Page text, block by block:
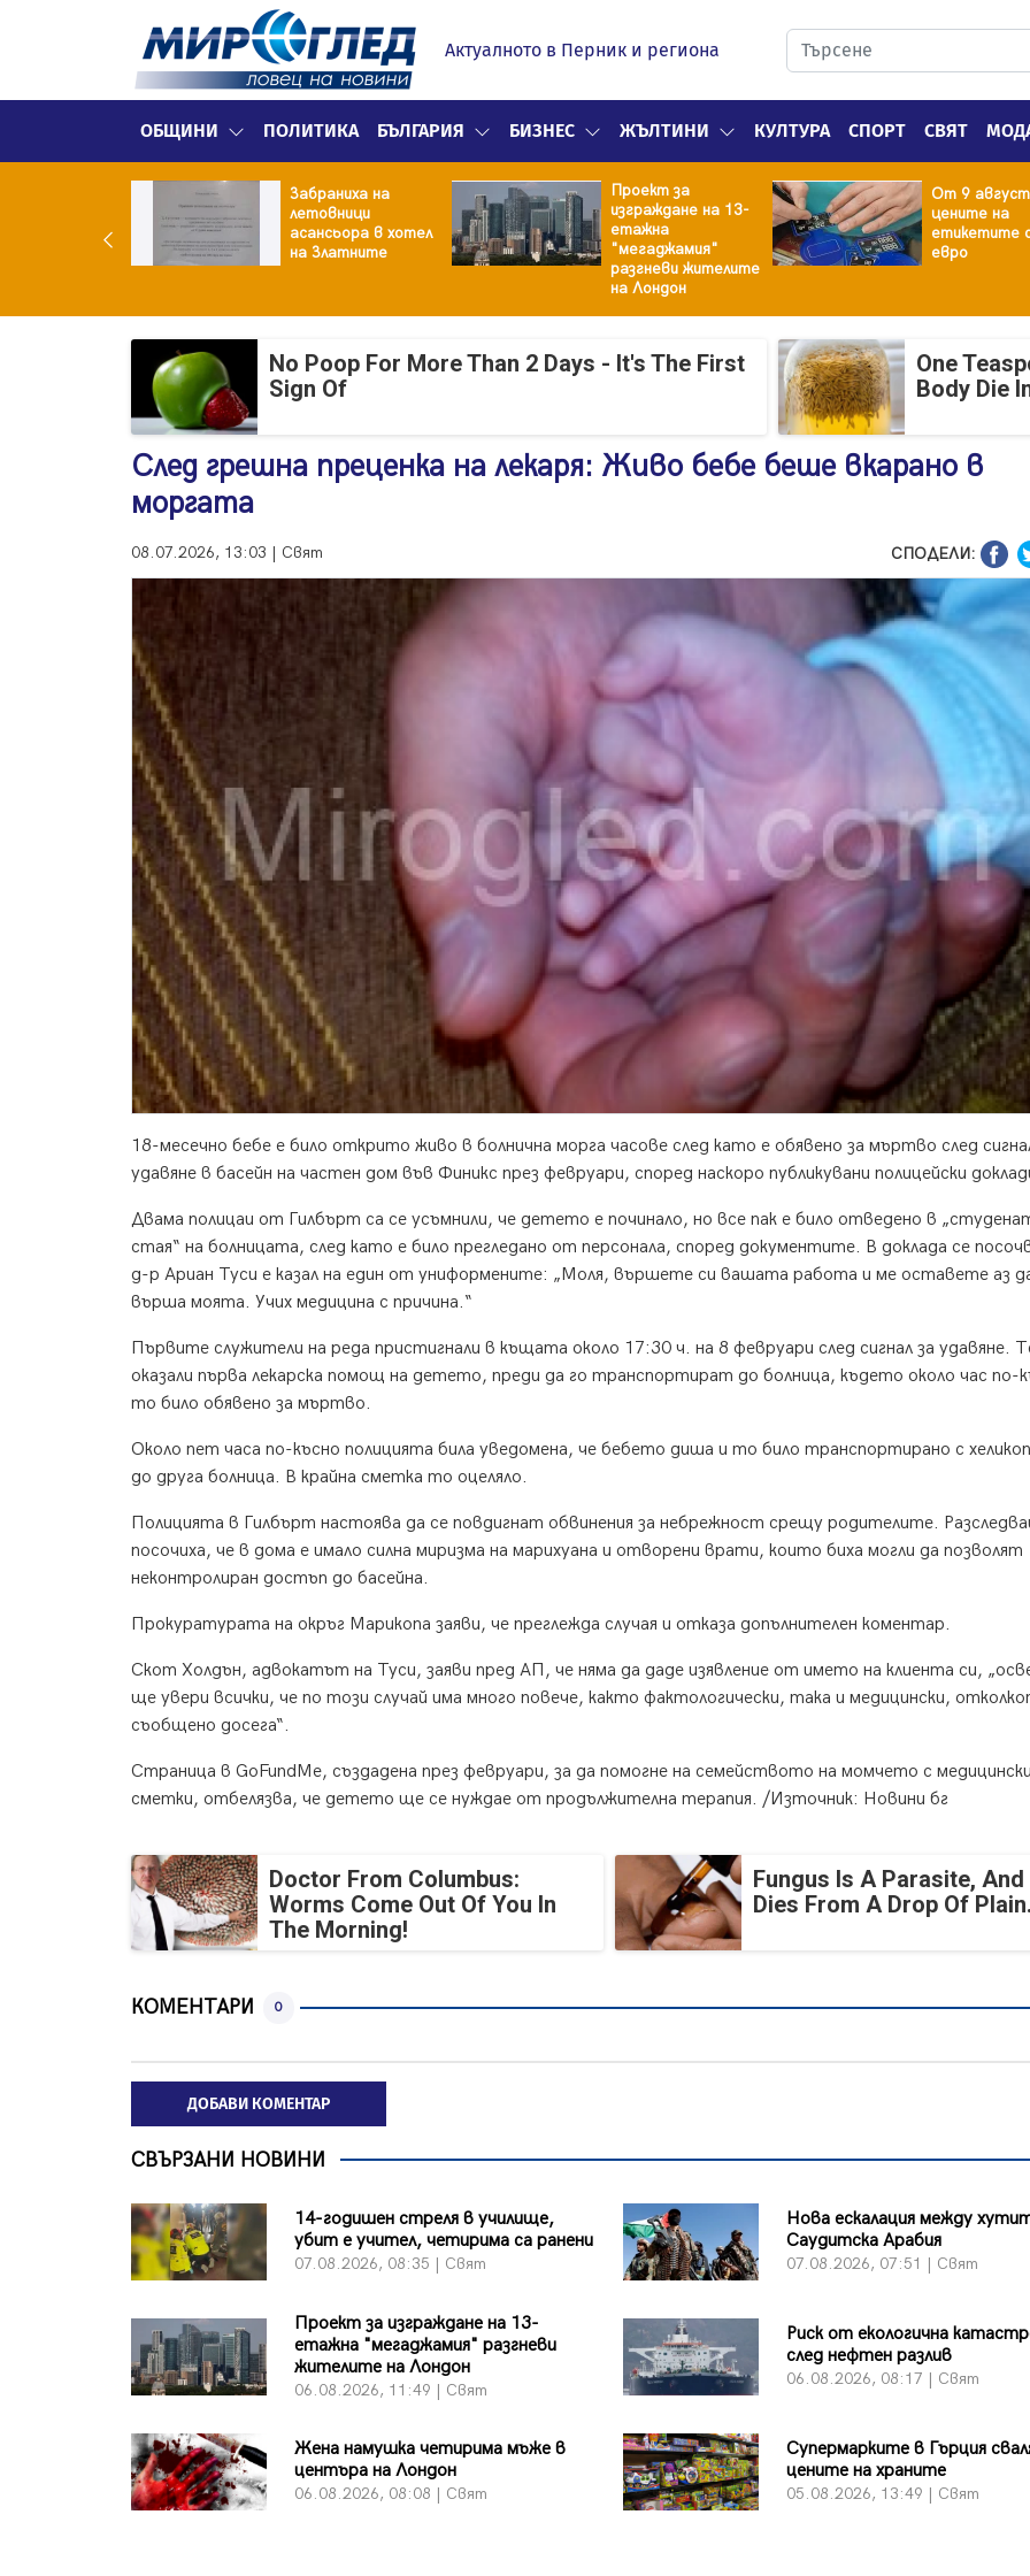
Актуалното в Перник и региона
ОБЩИНИ ПОЛИТИКА БЪЛГАРИЯ БИЗНЕС ЖЪЛТИНИ КУЛТУРА СПОРТ СВЯТ
Арабия
Забраниха на
летовници
асансьора в хотел
на Златните
Проект за
изграждане на 13-
етажна
"мегаджамия"
разгневи жителите
на Лондон
От 9 август
цените на
етикетите
евро
No Poop For More Than 2 Days - It's The First
Sign Of
One
Body Die
След грешна преценка на лекаря: Живо бебе беше вкарано в
моргата
08.07.2026, 13:03 | Свят СПОДЕЛИ:
18-месечно бебе е било открито живо в болнична морга часове след като е обявено за мъртво след
удавяне в басейн на частен дом във Финикс през февруари, според наскоро публикувани полицейски
Двама полицаи от Гилбърт са се усъмнили, че детето е починало, но все пак е било отведено в
стая“ на болницата, след като е било прегледано от персонала, според документите. В доклада се
д-р Ариан Туси е казал на един от униформените: „Моля, вършете си вашата работа и ме оставете аз
върша моята. Учих медицина с причина.“
Първите служители на реда пристигнали в къщата около 17:30 ч. на 8 февруари след сигнал за удавяне.
оказали първа лекарска помощ на детето, преди да го транспортират до болница, където около час по-
то било обявено за мъртво.
Около пет часа по-късно полицията била уведомена, че бебето диша и то било транспортирано с
до друга болница. В крайна сметка то оцеляло.
Полицията в Гилбърт настоява да се повдигнат обвинения за небрежност срещу родителите.
посочиха, че в дома е имало силна миризма на марихуана и отворени врати, които биха могли да позволят
неконтролиран достъп до басейна.
Прокуратурата на окръг Марикопа заяви, че преглежда случая и отказа допълнителен коментар.
Скот Холдън, адвокатът на Туси, заяви пред АП, че няма да даде изявление от името на клиента си,
ще увери всички, че по този случай има много повече, както фактологически, така и медицински,
съобщено досега“.
Страница в GoFundMe, създадена през февруари, за да помогне на семейството на момчето с
сметки, отбелязва, че детето ще се нуждае от продължителна терапия. /Източник: Новини бг
Doctor From Columbus:
Worms Come Out Of You In
The Morning!
Fungus Is A Parasite, And
Dies From A Drop Of
КОМЕНТАРИ 0
ДОБАВИ КОМЕНТАР
СВЪРЗАНИ НОВИНИ
14-годишен стреля в училище,
убит е учител, четирима са ранени
07.08.2026, 08:35 | Свят
Нова ескалация между
Саудитска Арабия
07.08.2026, 07:51 | Свят
Проект за изграждане на 13-
етажна "мегаджамия" разгневи
жителите на Лондон
06.08.2026, 11:49 | Свят
Риск от екологична
след нефтен разлив
06.08.2026, 08:17 | Свят
Жена намушка четирима мъже в
центъра на Лондон
06.08.2026, 08:08 | Свят
Супермарките в Гърция
цените на храните
05.08.2026, 13:49 | Свят